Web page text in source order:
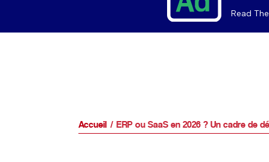
Read
Accueil ERP ou SaaS en 2026 ? Un cadre de